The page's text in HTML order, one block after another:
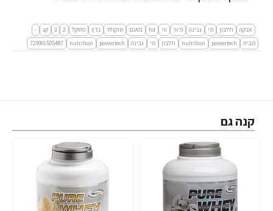
אבקה חלבון מי גבינה פיור ווי hd בטעם שוקולד בדץ משקל 2
3 קג
-
מבית
powertech
nutrition חלבון מי גבינה powertech
nutrition
729001505487
קנה גם